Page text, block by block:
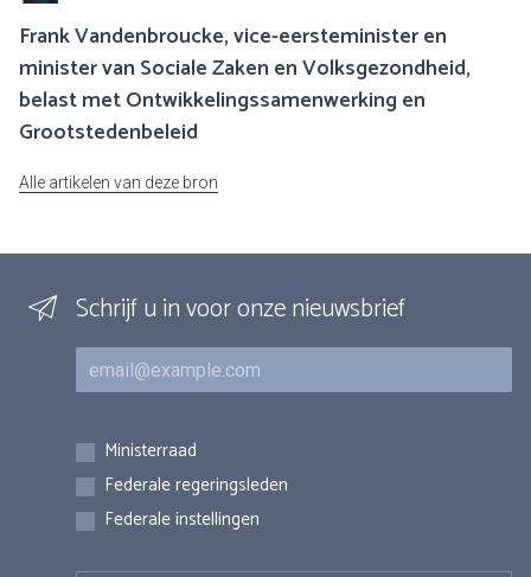
Frank Vandenbroucke, vice-eersteminister en
minister van Sociale Zaken en Volksgezondheid,
belast met Ontwikkelingssamenwerking en
Grootstedenbeleid
Alle artikelen van deze bron
Schrijf u in voor onze nieuwsbrief
E-mail
Inschrijvingen
Ministerraad
Federale regeringsleden
Federale instellingen